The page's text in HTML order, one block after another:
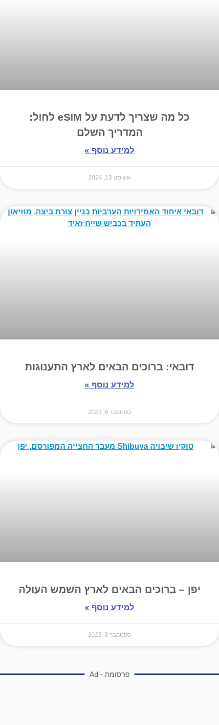
כל מה שצריך לדעת על eSIM לחול:
המדריך השלם
למידע נוסף »
אוגוסט 13, 2024
דובאי: ברוכים הבאים לארץ התענוגות
למידע נוסף »
ספטמבר 6, 2023
יפן – ברוכים הבאים לארץ השמש העולה
למידע נוסף »
ספטמבר 3, 2023
פרסומת - Ad